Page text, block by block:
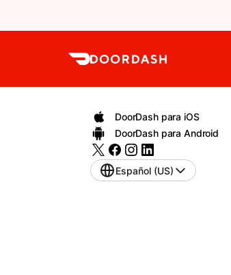
DoorDash para iOS
DoorDash para Android
Español (US)